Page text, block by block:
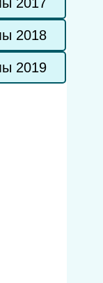
2018
2019